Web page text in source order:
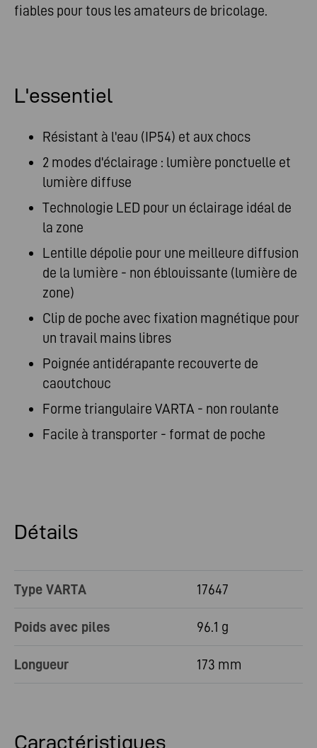
fiables pour tous les amateurs de bricolage.
L'essentiel
Résistant à l'eau (IP54) et aux chocs
2 modes d'éclairage : lumière ponctuelle et
lumière diffuse
Technologie LED pour un éclairage idéal de
la zone
Lentille dépolie pour une meilleure diffusion
de la lumière - non éblouissante (lumière de
zone)
Clip de poche avec fixation magnétique pour
un travail mains libres
Poignée antidérapante recouverte de
caoutchouc
Forme triangulaire VARTA - non roulante
Facile à transporter - format de poche
Détails
Type VARTA 17647
Poids avec piles 96.1 g
Longueur 173 mm
Caractéristiques